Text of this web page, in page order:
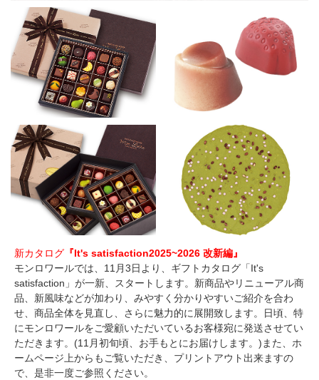
新カタログ 『It's satisfaction2025~2026 改新編』
モンロワールでは、11月3日より、ギフトカタログ「It's
satisfaction」が一新、スタートします。新商品やリニューアル商
品、新風味などが加わり、みやすく分かりやすいご紹介を合わ
せ、商品全体を見直し、さらに魅力的に展開致します。日頃、特
にモンロワールをご愛顧いただいているお客様宛に発送させてい
ただきます。(11月初旬頃、お手もとにお届けします。)また、ホ
ームページ上からもご覧いただき、プリントアウト出来ますの
で、是非一度ご参照ください。